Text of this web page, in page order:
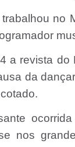
no
a revista
da
nos